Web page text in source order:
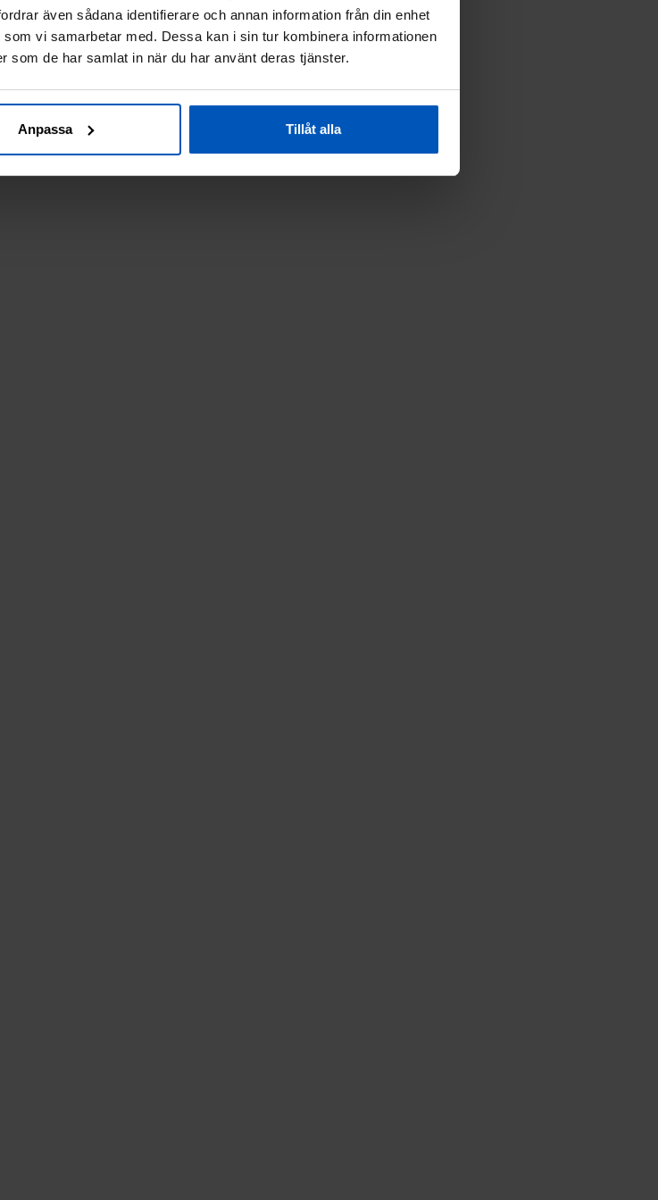
även sådana identifierare och annan information från din enhet
vi samarbetar med. Dessa kan i sin tur kombinera informationen
som de har samlat in när du har använt deras tjänster.
Anpassa Tillåt alla
av mina personuppgifter.